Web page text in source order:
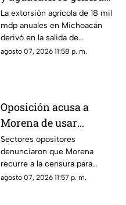
pérdidas de 18 mil mdp
en Michoacán
La extorsión agrícola de 18 mil
mdp anuales en Michoacán
derivó en la salida de
inspectores de EE. UU.,
agosto 07, 2026 11:58 p. m.
Oposición acusa a
Morena de usar
censura para ocultar
seńalamientos de
narcopolítica
Sectores opositores
denunciaron que Morena
recurre a la censura para
imponer su versión oficial y
agosto 07, 2026 11:57 p. m.